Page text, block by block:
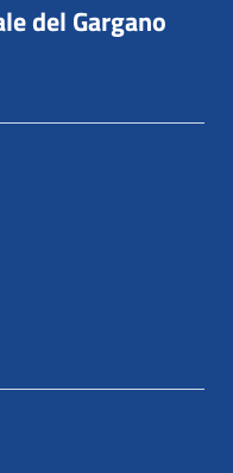
del Gargano